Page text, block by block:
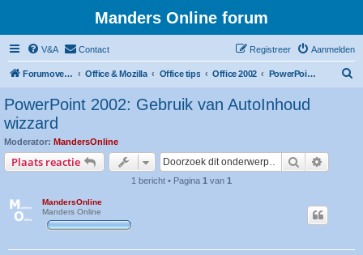
Manders Online forum
V&A Contact Aanmelden
Registreer
Forumoverzicht Office & Mozilla Office tips Office 2002 PowerPoint 2002
PowerPoint 2002: Gebruik van AutoInhoud
wizzard
Moderator: MandersOnline
Plaats reactie Zoek
1 bericht • Pagina 1 van 1
MandersOnline
Manders Online